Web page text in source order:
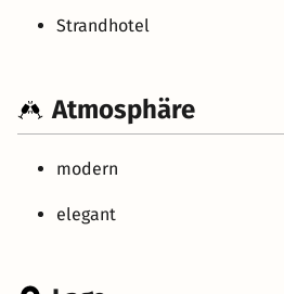
Strandhotel
Atmosphäre
modern
elegant